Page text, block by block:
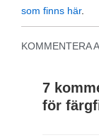
som finns här.
KOMMENTERA
7
för